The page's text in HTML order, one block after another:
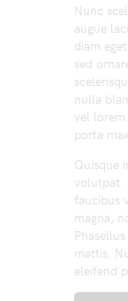
Nunc
augue
diam
sed
nulla
vel
porta
Quisque
volutpat.
faucibus
magna,
mattis.
eleifend